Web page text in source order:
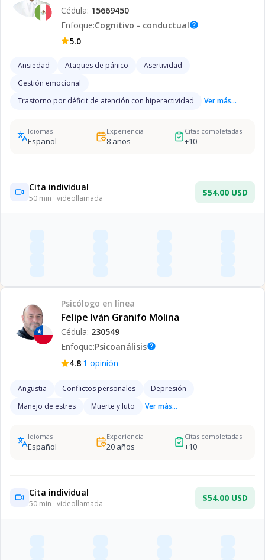
Cédula: 15669450
Enfoque:Cognitivo - conductualhelp
5.0
Ansiedad Ataques de pánico
Asertividad
Gestión emocional
Trastorno por déficit de atención con hiperactividad
Ver más...
Idiomas
Español
Experiencia
8años
Citas completadas
+10
Cita individual
50 min · videollamada
$54.00 USD
Psicólogo en línea
Felipe Iván Granifo Molina
Cédula: 230549
Enfoque:Psicoanálisishelp
4.8·1 opinión
Angustia Conflictos personales
Depresión
Manejo de estres
Muerte y luto Ver más...
Idiomas
Español
Experiencia
20años
Citas completadas
+10
Cita individual
50 min · videollamada
$54.00 USD